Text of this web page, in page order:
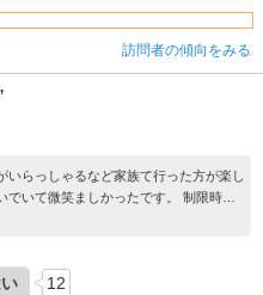
訪問者の傾向をみる
らっしゃるなど家族て行った方が楽し
いて微笑ましかったです。 制限時間
12